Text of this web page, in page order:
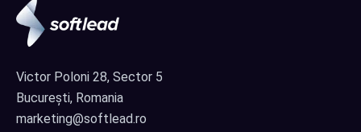
Victor Poloni 28, Sector 5
București, Romania
marketing@softlead.ro